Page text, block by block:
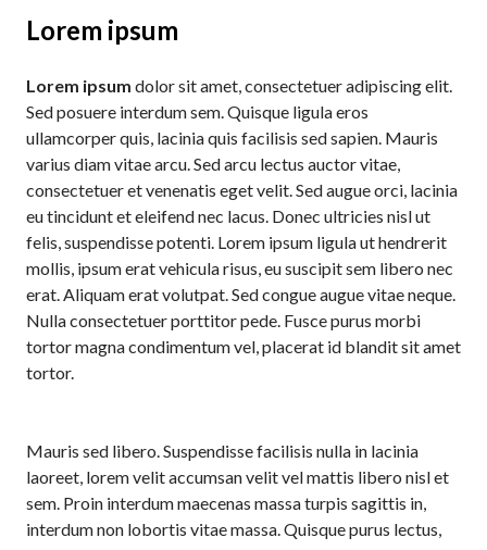
Lorem ipsum
Lorem ipsum dolor sit amet, consectetuer adipiscing elit.
Sed posuere interdum sem. Quisque ligula eros
ullamcorper quis, lacinia quis facilisis sed sapien. Mauris
varius diam vitae arcu. Sed arcu lectus auctor vitae,
consectetuer et venenatis eget velit. Sed augue orci, lacinia
eu tincidunt et eleifend nec lacus. Donec ultricies nisl ut
felis, suspendisse potenti. Lorem ipsum ligula ut hendrerit
mollis, ipsum erat vehicula risus, eu suscipit sem libero nec
erat. Aliquam erat volutpat. Sed congue augue vitae neque.
Nulla consectetuer porttitor pede. Fusce purus morbi
tortor magna condimentum vel, placerat id blandit sit amet
tortor.
Mauris sed libero. Suspendisse facilisis nulla in lacinia
laoreet, lorem velit accumsan velit vel mattis libero nisl et
sem. Proin interdum maecenas massa turpis sagittis in,
interdum non lobortis vitae massa. Quisque purus lectus,